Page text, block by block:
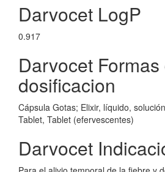
Darvocet LogP
0.917
Darvocet Formas
dosificacion
Cápsula Gotas; Elixir, líquido,
Tablet, Tablet (efervescentes)
Darvocet